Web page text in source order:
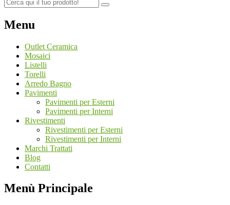
Menu
Outlet Ceramica
Mosaici
Listelli
Torelli
Arredo Bagno
Pavimenti
Pavimenti per Esterni
Pavimenti per Interni
Rivestimenti
Rivestimenti per Esterni
Rivestimenti per Interni
Marchi Trattati
Blog
Contatti
Menù Principale